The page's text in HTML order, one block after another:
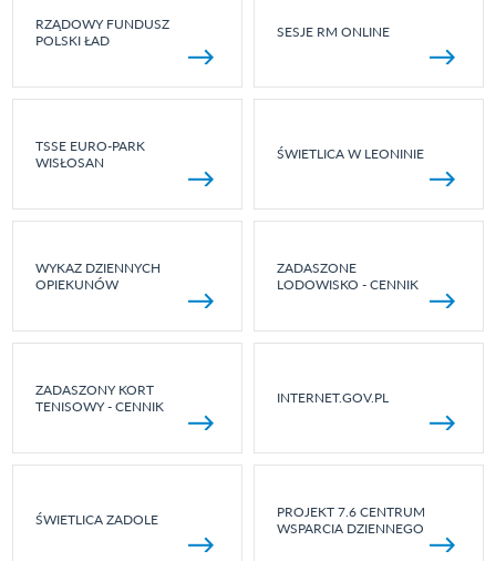
RZĄDOWY FUNDUSZ
POLSKI ŁAD
SESJE RM ONLINE
TSSE EURO-PARK
WISŁOSAN
ŚWIETLICA W LEONINIE
WYKAZ DZIENNYCH
OPIEKUNÓW
ZADASZONE
LODOWISKO - CENNIK
ZADASZONY KORT
TENISOWY - CENNIK
INTERNET.GOV.PL
ŚWIETLICA ZADOLE
PROJEKT 7.6 CENTRUM
WSPARCIA DZIENNEGO